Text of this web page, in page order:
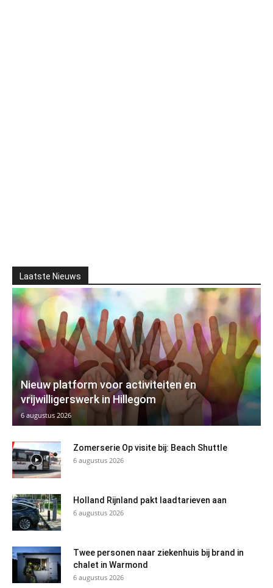
Laatste Nieuws
Nieuw platform voor activiteiten en
vrijwilligerswerk in Hillegom
6 augustus 2026
Zomerserie Op visite bij: Beach Shuttle
6 augustus 2026
Holland Rijnland pakt laadtarieven aan
6 augustus 2026
Twee personen naar ziekenhuis bij brand in
chalet in Warmond
6 augustus 2026